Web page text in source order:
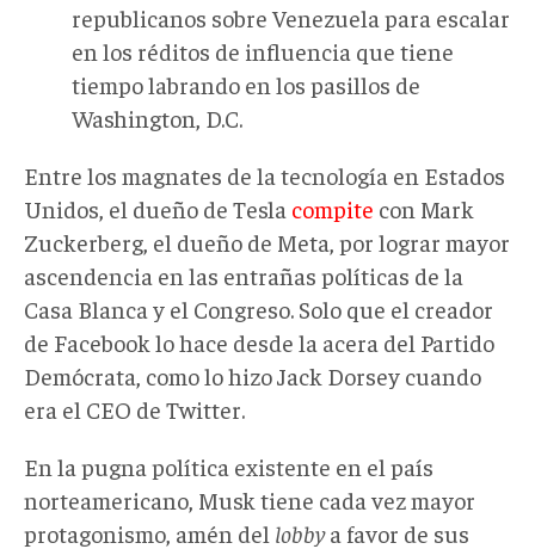
republicanos sobre Venezuela para escalar
en los réditos de influencia que tiene
tiempo labrando en los pasillos de
Washington, D.C.
Entre los magnates de la tecnología en Estados
Unidos, el dueño de Tesla compite con Mark
Zuckerberg, el dueño de Meta, por lograr mayor
ascendencia en las entrañas políticas de la
Casa Blanca y el Congreso. Solo que el creador
de Facebook lo hace desde la acera del Partido
Demócrata, como lo hizo Jack Dorsey cuando
era el CEO de Twitter.
En la pugna política existente en el país
norteamericano, Musk tiene cada vez mayor
protagonismo, amén del lobbya favor de sus